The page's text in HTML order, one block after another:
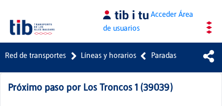
Saltar al contenido principal AccederÁrea
de usuarios
Red de transportes Líneas y horarios Paradas
Próximo paso por Los Troncos 1 (39039)